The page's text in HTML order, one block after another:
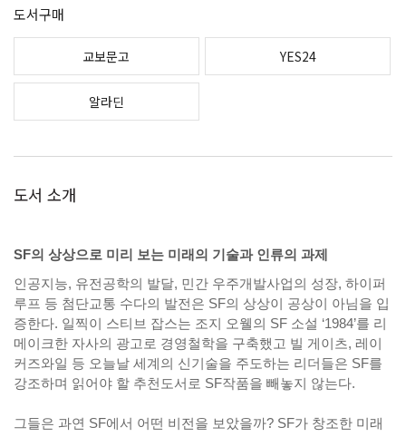
도서구매
교보문고 YES24
알라딘
도서 소개
SF의 상상으로 미리 보는 미래의 기술과 인류의 과제
인공지능, 유전공학의 발달, 민간 우주개발사업의 성장, 하이퍼
루프 등 첨단교통 수다의 발전은 SF의 상상이 공상이 아님을 입
증한다. 일찍이 스티브 잡스는 조지 오웰의 SF 소설 ‘1984’를 리
메이크한 자사의 광고로 경영철학을 구축했고 빌 게이츠, 레이
커즈와일 등 오늘날 세계의 신기술을 주도하는 리더들은 SF를
강조하며 읽어야 할 추천도서로 SF작품을 빼놓지 않는다.
그들은 과연 SF에서 어떤 비전을 보았을까? SF가 창조한 미래